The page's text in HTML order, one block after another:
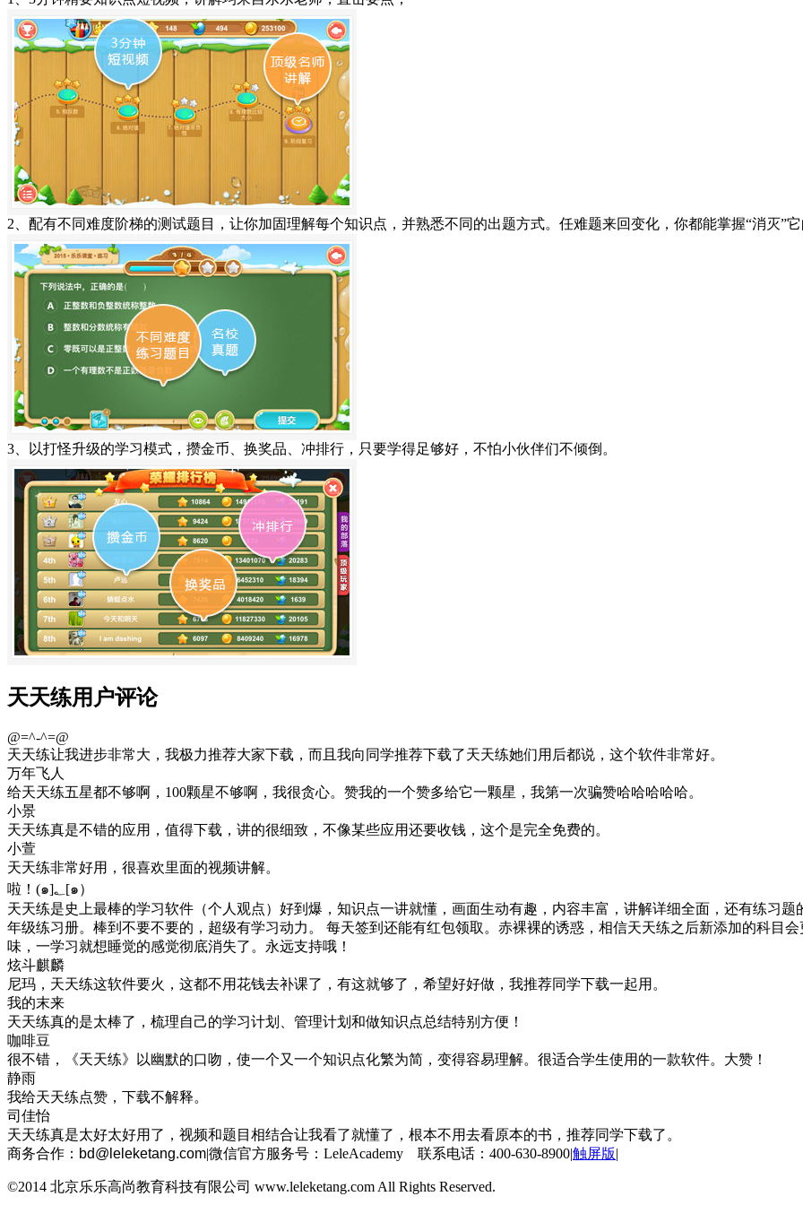
2、配有不同难度阶梯的测试题目，让你加固理解每个知识点，并熟悉不同的出题方式。任难题来回变化，你都能掌握“消灭”
3、以打怪升级的学习模式，攒金币、换奖品、冲排行，只要学得足够好，不怕小伙伴们不倾倒。
天天练用户评论
@=^-^=@
天天练让我进步非常大，我极力推荐大家下载，而且我向同学推荐下载了天天练她们用后都说，这个软件非常好。
万年飞人
给天天练五星都不够啊，100颗星不够啊，我很贪心。赞我的一个赞多给它一颗星，我第一次骗赞哈哈哈哈哈。
小景
天天练真是不错的应用，值得下载，讲的很细致，不像某些应用还要收钱，这个是完全免费的。
小萱
天天练非常好用，很喜欢里面的视频讲解。
啦！(๑]؂[๑）
天天练是史上最棒的学习软件（个人观点）好到爆，知识点一讲就懂，画面生动有趣，内容丰富，讲解详细全面，还有练习
年级练习册。棒到不要不要的，超级有学习动力。 每天签到还能有红包领取。赤裸裸的诱惑，相信天天练之后新添加的科目
味，一学习就想睡觉的感觉彻底消失了。永远支持哦！
炫斗麒麟
尼玛，天天练这软件要火，这都不用花钱去补课了，有这就够了，希望好好做，我推荐同学下载一起用。
我的末来
天天练真的是太棒了，梳理自己的学习计划、管理计划和做知识点总结特别方便！
咖啡豆
很不错，《天天练》以幽默的口吻，使一个又一个知识点化繁为简，变得容易理解。很适合学生使用的一款软件。大赞！
静雨
我给天天练点赞，下载不解释。
司佳怡
天天练真是太好太好用了，视频和题目相结合让我看了就懂了，根本不用去看原本的书，推荐同学下载了。
商务合作： bd@leleketang.com|微信官方服务号：LeleAcademy 联系电话：400-630-8900|触屏版|
©2014 北京乐乐高尚教育科技有限公司 www.leleketang.com All Rights Reserved.